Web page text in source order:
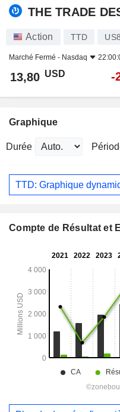
THE TRADE
Action TTD
Marché Fermé - Nasdaq
13,80 USD -
Graphique
Durée
TTD: Graphique
Compte de Résultat et